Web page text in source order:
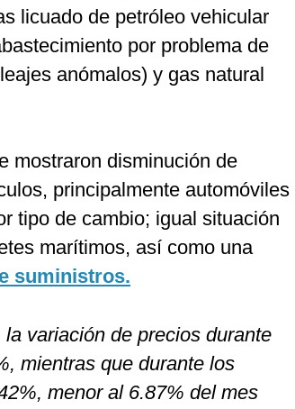
licuado de petróleo vehicular
por problema de
anómalos) y gas natural
mostraron disminución de
principalmente automóviles
tipo de cambio; igual situación
marítimos, así como una
suministros.
variación de precios durante
mientras que durante los
menor al 6.87% del mes